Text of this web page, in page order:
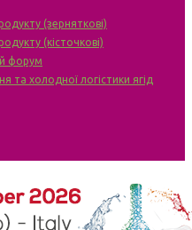
(зерняткові)
(кісточкові)
форум
та холодної логістики ягід